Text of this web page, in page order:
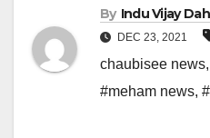
By Indu Vijay
DEC 23, 2021
chaubisee news,
#meham news,